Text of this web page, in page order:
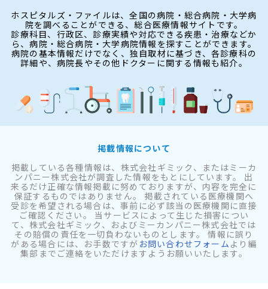
ホスピタルズ・ファイルは、全国の病院・総合病院・大学病
院を調べることができる、総合医療情報サイトです。
診療科目、行政区、診療実績や対応できる疾患・治療などか
ら、病院・総合病院・大学病院情報を探すことができます。
病院の基本情報だけでなく、独自取材に基づき、各診療科の
詳細や、病院長やその他ドクターに関する情報も紹介。
掲載情報について
掲載している各種情報は、株式会社ギミック、またはミーカ
ンパニー株式会社が調査した情報をもとにしています。 出
来るだけ正確な情報掲載に努めておりますが、内容を完全に
保証するものではありません。 掲載されている医療機関へ
受診を希望される場合は、事前に必ず該当の医療機関に直接
ご確認ください。 当サービスによって生じた損害につい
て、株式会社ギミック、およびミーカンパニー株式会社では
その賠償の責任を一切負わないものとします。 情報に誤り
がある場合には、お手数ですが お問い合わせフォーム より編
集部までご連絡をいただけますようお願いいたします。